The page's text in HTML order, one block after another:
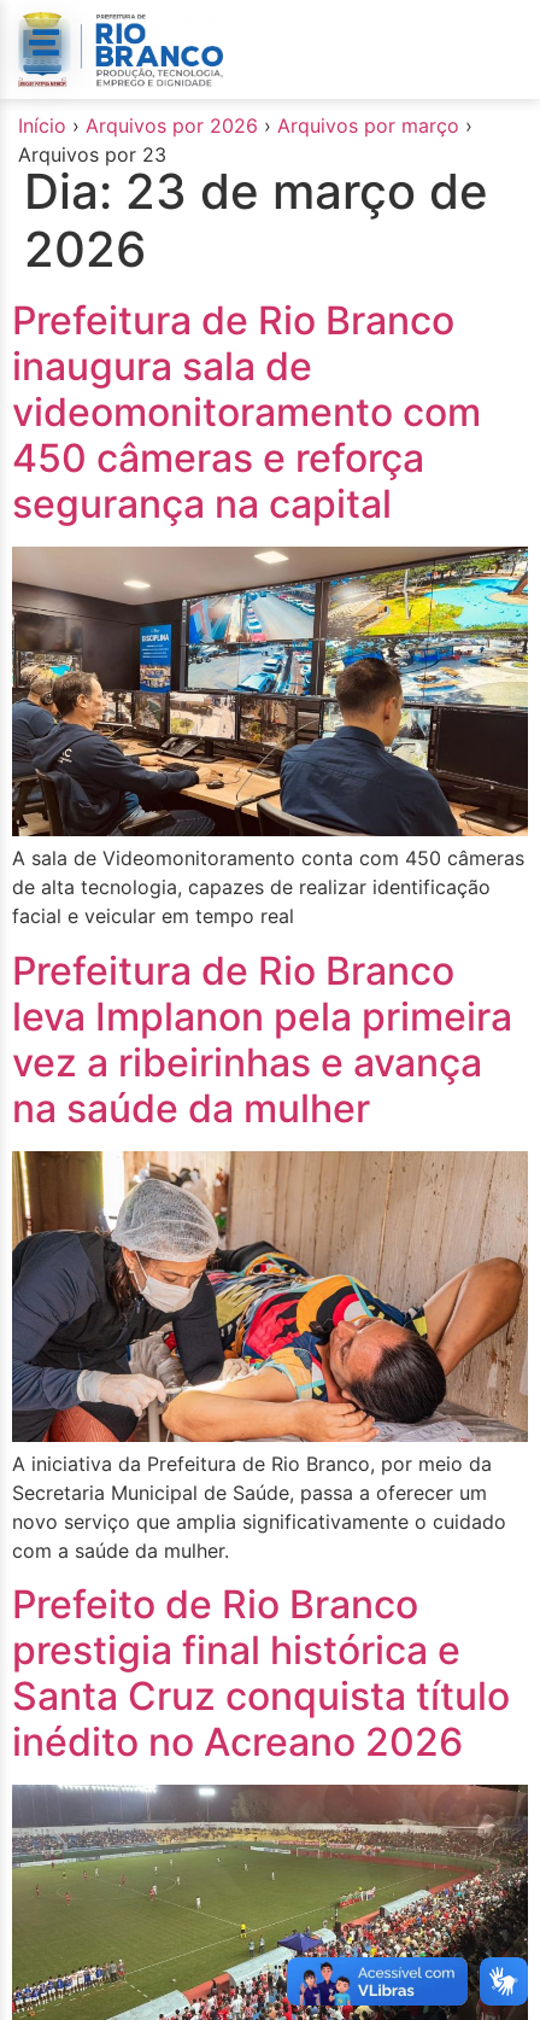
conteúdo
Início › Arquivos por 2026 › Arquivos por março ›
Arquivos por 23
Dia: 23 de março de
2026
Prefeitura de Rio Branco
inaugura sala de
videomonitoramento com
450 câmeras e reforça
segurança na capital
A sala de Videomonitoramento conta com 450 câmeras
de alta tecnologia, capazes de realizar identificação
facial e veicular em tempo real
Prefeitura de Rio Branco
leva Implanon pela primeira
vez a ribeirinhas e avança
na saúde da mulher
A iniciativa da Prefeitura de Rio Branco, por meio da
Secretaria Municipal de Saúde, passa a oferecer um
novo serviço que amplia significativamente o cuidado
com a saúde da mulher.
Prefeito de Rio Branco
prestigia final histórica e
Santa Cruz conquista título
inédito no Acreano 2026